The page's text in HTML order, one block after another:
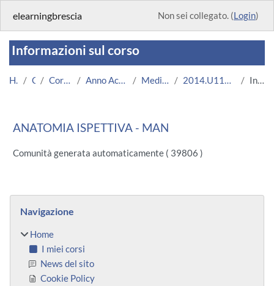
elearningbrescia Non sei collegato. (Login)
Informazioni sul corso
Home Corsi Corsi Istituzionali Anno Accademico 2014/2015 Medicina e Chirurgia 2014.U11380.08694-11.MAN.3976 Introduzione
ANATOMIA ISPETTIVA - MAN
Comunità generata automaticamente ( 39806 )
Blocchi
Navigazione
Home
I miei corsi
News del sito
Cookie Policy